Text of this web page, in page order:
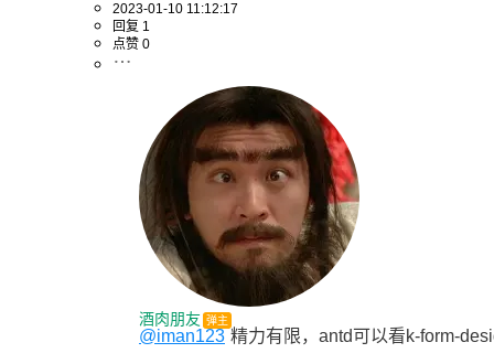
2023-01-10 11:12:17
回复 1
点赞 0
酒肉朋友 弹主
@iman123 精力有限，antd可以看k-form-